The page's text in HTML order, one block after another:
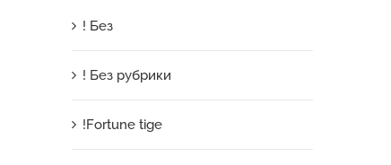
! Без
! Без рубрики
!Fortune tige